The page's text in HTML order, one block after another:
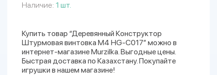
Наличие: 1 шт.
Купить товар “Деревянный Конструктор
Штурмовая винтовка М4 HG-C017” можно в
интернет-магазине Murzilka. Выгодные цены.
Быстрая доставка по Казахстану. Покупайте
игрушки в нашем магазине!